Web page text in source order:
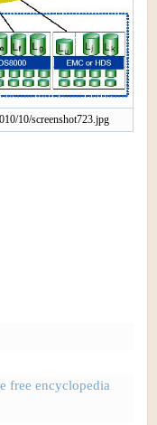
10/screenshot723.jpg
free encyclopedia